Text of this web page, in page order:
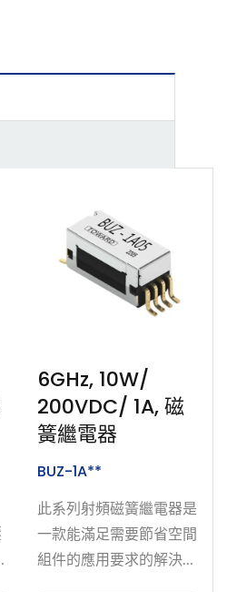
6GHz, 10W/
200VDC/ 1A, 磁
簧繼電器
BUZ-1A**
此系列射頻磁簧繼電器是
一款能滿足需要節省空間
組件的應用要求的解決方